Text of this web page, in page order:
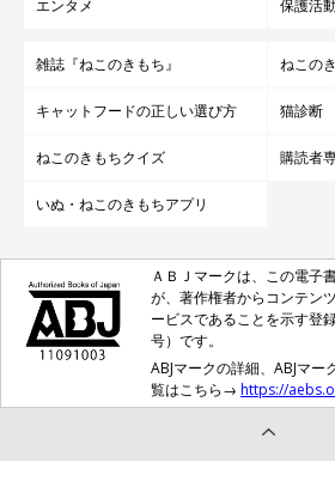
エンタメ 保護活
雑誌『ねこのきもち』 ねこの
キャットフードの正しい選び方 猫診断
ねこのきもちクイズ 購読者
いぬ・ねこのきもちアプリ
ＡＢＪマークは、この電子
が、著作権者からコンテン
ービスであることを示す登
号）です。
ABJマークの詳細、ABJマ
覧はこちら→ https://